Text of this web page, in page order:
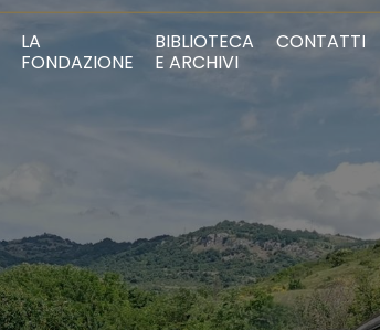
LA
FONDAZIONE
BIBLIOTECA
E ARCHIVI
CONTATTI